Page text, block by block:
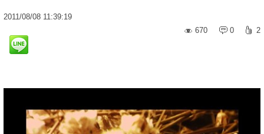
2011/08/08 11:39:19
670
0 2